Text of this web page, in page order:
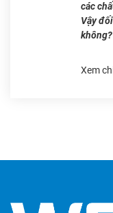
các
Vậy
Xem